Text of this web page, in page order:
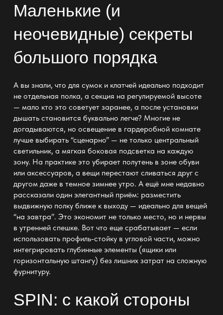
Маленькие (и
неочевидные) секреты
большого порядка
А вы знали, что для сумок и клатчей идеально подходит
не отдельная полка, а секция на регулируемой высоте
— мало кто это советует заранее, а после установки
дышать становится буквально легче? Многие не
догадываются, но освещение в гардеробнойкомнате
лучше выбирать “сценарно” — не только центральный
светильник, а мягкая боковая подсветка на каждую
зону. На практике это убирает полутень в зоне обуви
или аксессуаров, а вещи перестают сливаться друг с
другом даже в темное зимнее утро. А ещё мне недавно
рассказали один элегантный приём: разместить
выдвижную полку ближе к выходу — идеально для вещей
“на завтра”. Это экономит не только место, но и нервы
в утренней спешке. Вот что еще срабатывает — если
использовать профиль-стойку в угловой части, можно
интегрировать глубинные элементы (ящики или
горизонтальную штангу) без лишних затрат на сложную
фурнитуру.
SPIN: c какой стороны